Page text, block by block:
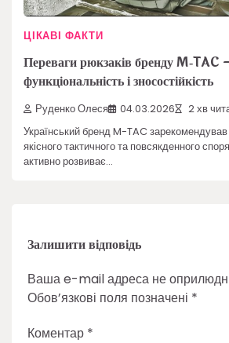
ЦІКАВІ ФАКТИ
Переваги рюкзаків бренду M‑TAC
функціональність і зносостійкість
Руденко Олеся 04.03.2026 2 хв
Український бренд M-TAC
якісного тактичного та повсякденного
активно розвиває…
Залишити відповідь
Ваша e-mail адреса не
Обов’язкові поля позначені *
Коментар *